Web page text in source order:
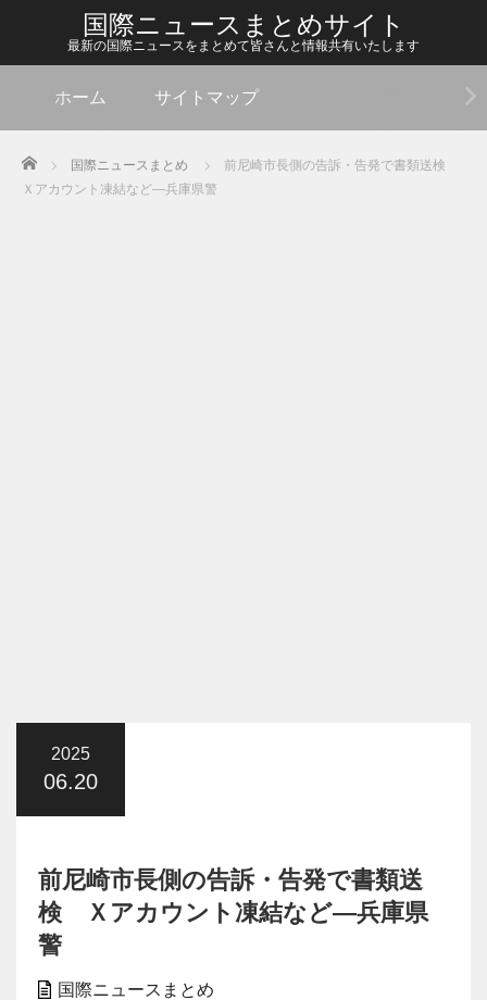
国際ニュースまとめサイト
最新の国際ニュースをまとめて皆さんと情報共有いたします
ホーム サイトマップ
Home 国際ニュースまとめ
前尼崎市長側の告訴・告発で書類送検
Ｘアカウント凍結など―兵庫県警
2025
06.20
前尼崎市長側の告訴・告発で書類送
検 Ｘアカウント凍結など―兵庫県
警
国際ニュースまとめ